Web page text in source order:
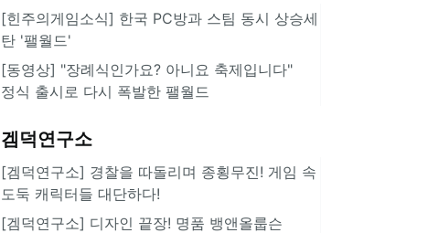
[힌주의게임소식] 한국 PC방과 스팀 동시 상승세
탄 '팰월드'
[동영상] "장례식인가요? 아니요 축제입니다"
정식 출시로 다시 폭발한 팰월드
겜덕연구소
[겜덕연구소] 경찰을 따돌리며 종횡무진! 게임 속
도둑 캐릭터들 대단하다!
[겜덕연구소] 디자인 끝장! 명품 뱅앤올룹슨